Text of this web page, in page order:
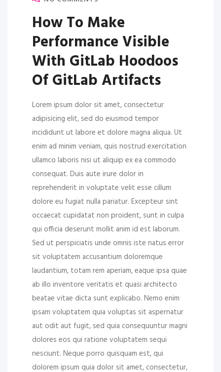
How To Make
Performance Visible
With GitLab Hoodoos
Of GitLab Artifacts
Lorem ipsum dolor sit amet, consectetur
adipisicing elit, sed do eiusmod tempor
incididunt ut labore et dolore magna aliqua. Ut
enim ad minim veniam, quis nostrud exercitation
ullamco laboris nisi ut aliquip ex ea commodo
consequat. Duis aute irure dolor in
reprehenderit in voluptate velit esse cillum
dolore eu fugiat nulla pariatur. Excepteur sint
occaecat cupidatat non proident, sunt in culpa
qui officia deserunt mollit anim id est laborum.
Sed ut perspiciatis unde omnis iste natus error
sit voluptatem accusantium doloremque
laudantium, totam rem aperiam, eaque ipsa quae
ab illo inventore veritatis et quasi architecto
beatae vitae dicta sunt explicabo. Nemo enim
ipsam voluptatem quia voluptas sit aspernatur
aut odit aut fugit, sed quia consequuntur magni
dolores eos qui ratione voluptatem sequi
nesciunt. Neque porro quisquam est, qui
dolorem ipsum quia dolor sit amet, consectetur,